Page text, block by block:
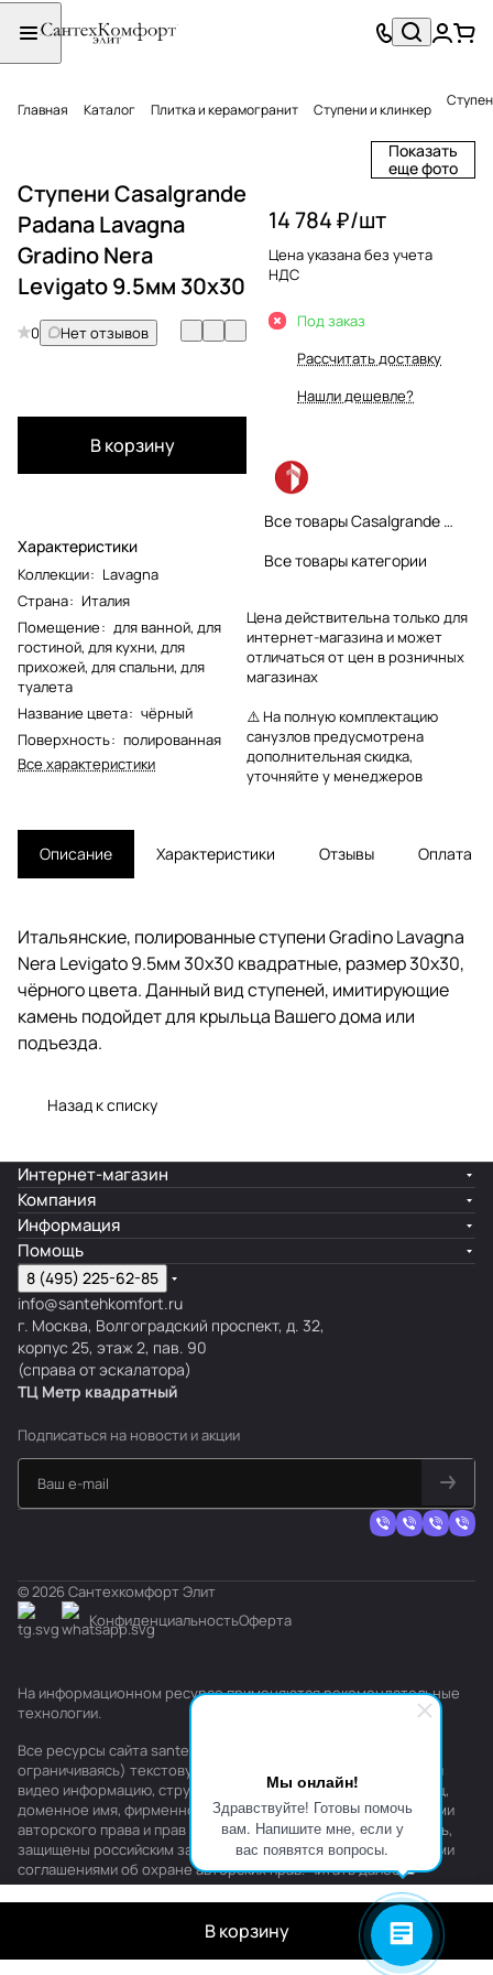
Мы онлайн!
Здравствуйте! Готовы помочь
вам. Напишите мне, если у
вас появятся вопросы.
Главная Каталог Плитка и керамогранит Ступени и клинкер
Показать
еще фото
Ступени Casalgrande
Padana Lavagna
Gradino Nera
Levigato 9.5мм 30х30
0 Нет отзывов
В корзину
Характеристики
Коллекции: Lavagna
Страна: Италия
Помещение: для ванной, для
гостиной, для кухни, для
прихожей, для спальни, для
туалета
Название цвета: чёрный
Поверхность: полированная
Все характеристики
14 784 ₽/шт
Цена указана без учета
НДС
Под заказ
Рассчитать доставку
Нашли дешевле?
Все товары Casalgrande Padana
Все товары категории
Цена действительна только для
интернет-магазина и может
отличаться от цен в розничных
магазинах
⚠️ На полную комплектацию
санузлов предусмотрена
дополнительная скидка,
уточняйте у менеджеров
Описание Характеристики Отзывы Оплата
Итальянские, полированные ступени Gradino Lavagna
Nera Levigato 9.5мм 30x30 квадратные, размер 30x30,
чёрного цвета. Данный вид ступеней, имитирующие
камень подойдет для крыльца Вашего дома или
подъезда.
Назад к списку
В корзину
Интернет-магазин
Компания
Информация
Помощь
8 (495) 225-62-85
info@santehkomfort.ru
г. Москва, Волгоградский проспект, д. 32,
корпус 25, этаж 2, пав. 90
(справа от эскалатора)
ТЦ Метр квадратный
Подписаться на новости и акции
© 2026 Сантехкомфорт Элит
КонфиденциальностьОферта
На информационном ресурсе применяютсярекомендательные
технологии.
Все ресурсы сайта santehkomfort.ru, включая (но не
ограничиваясь) текстовую, графическую, фотографическую и
видео информацию, структуру, дизайн и оформление страниц,
доменное имя, фирменное наименование являются объектами
авторского права и прав на интеллектуальную собственность,
защищены российским законодательством и международными
соглашениями об охране авторских прав.Читать далее